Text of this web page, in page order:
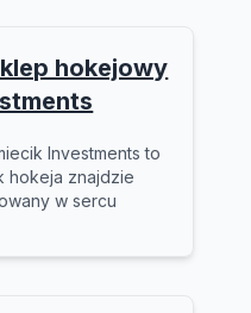
hokejowy
Investments to
hokeja znajdzie
w sercu